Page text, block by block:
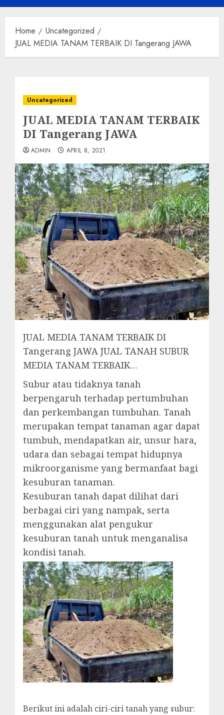
Menu
Home
Uncategorized
JUAL MEDIA TANAM TERBAIK DI Tangerang JAWA
Uncategorized
JUAL MEDIA TANAM TERBAIK
DI Tangerang JAWA
ADMIN APRIL 8, 2021
JUAL MEDIA TANAM TERBAIK DI
Tangerang JAWA JUAL TANAH SUBUR
MEDIA TANAM TERBAIK…
Subur atau tidaknya tanah
berpengaruh terhadap pertumbuhan
dan perkembangan tumbuhan. Tanah
merupakan tempat tanaman agar dapat
tumbuh, mendapatkan air, unsur hara,
udara dan sebagai tempat hidupnya
mikroorganisme yang bermanfaat bagi
kesuburan tanaman.
Kesuburan tanah dapat dilihat dari
berbagai ciri yang nampak, serta
menggunakan alat pengukur
kesuburan tanah untuk menganalisa
kondisi tanah.
Berikut ini adalah ciri-ciri tanah yang subur: